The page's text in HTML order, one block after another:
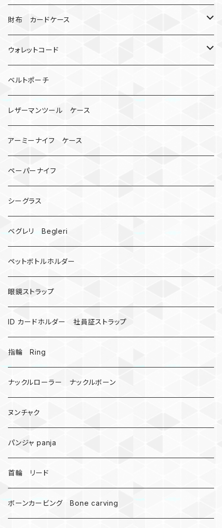
ミイラ
宇宙服
ナット
レザーマン
マルチツール
オニヤンマ
ビーズ
手裏剣
クロス十字架
ドリームキャッチャー
カウベル 熊鈴
昆虫
ミツバチ
AirTag
戦国武将、侍
悪魔の鍵
爬虫類、蛇
DNA 螺旋
受注作成_名入り、ネーム
ハンドストラップ
リングストラップ
ゴルフマーカー
ゴルフボールケース
ティーホルダー
財布 カードケース
コインケース
チューブ
コインケース
紙
カードケース
ウォレットコード
2カラー
ベルトポーチ
レザーマンツール ケース
アーミーナイフ ケース
ペーパーナイフ
シーグラス
ベグレリ Begleri
ペットボトルホルダー
眼鏡ストラップ
ID カードホルダー 社員証ストラップ
指輪 Ring
ナックルローラー ナックルボーン
ヌンチャク
パンジャ panja
首輪 リード
ボーンカービング Bone carving